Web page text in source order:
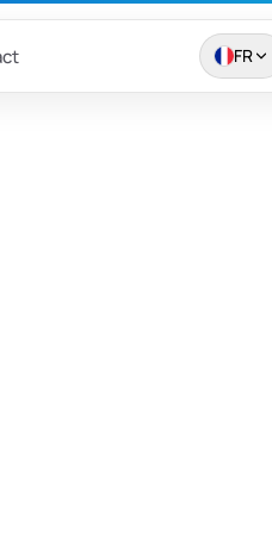
FR